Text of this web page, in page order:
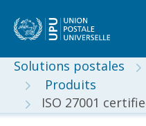
Solutions postales
Produits
ISO 27001